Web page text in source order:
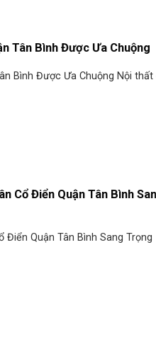
Tân Bình Được Ưa Chuộng
Bình Được Ưa Chuộng Nội thất
Cổ Điển Quận Tân Bình
Điển Quận Tân Bình Sang Trọng